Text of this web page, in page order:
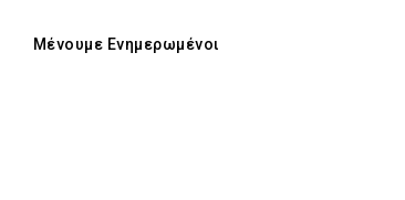
Μένουμε Ενημερωμένοι